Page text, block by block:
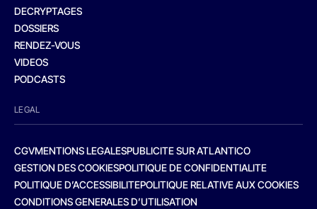
DECRYPTAGES
DOSSIERS
RENDEZ-VOUS
VIDEOS
PODCASTS
LEGAL
CGVMENTIONS LEGALESPUBLICITE SUR ATLANTICO
GESTION DES COOKIESPOLITIQUE DE CONFIDENTIALITE
POLITIQUE D’ACCESSIBILITEPOLITIQUE RELATIVE AUX COOKIES
CONDITIONS GENERALES D’UTILISATION